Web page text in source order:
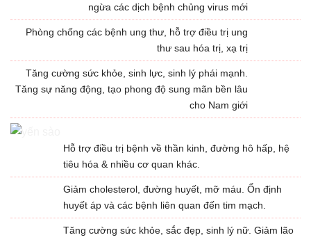
ngừa các dịch bệnh chủng virus mới
Phòng chống các bệnh ung thư, hỗ trợ điều trị ung
thư sau hóa trị, xạ trị
Tăng cường sức khỏe, sinh lực, sinh lý phái mạnh.
Tăng sự năng động, tạo phong độ sung mãn bền lâu
cho Nam giới
Hỗ trợ điều trị bệnh về thần kinh, đường hô hấp, hệ
tiêu hóa & nhiều cơ quan khác.
Giảm cholesterol, đường huyết, mỡ máu. Ổn định
huyết áp và các bệnh liên quan đến tim mạch.
Tăng cường sức khỏe, sắc đẹp, sinh lý nữ. Giảm lão